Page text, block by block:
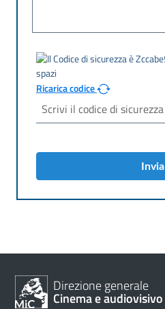
Ricarica codice
Invia
Direzione generale
Cinema e audiovisivo